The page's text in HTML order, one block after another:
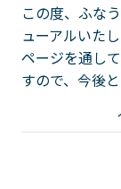
この度、ふな
ューアルいた
ページを通し
すので、今後